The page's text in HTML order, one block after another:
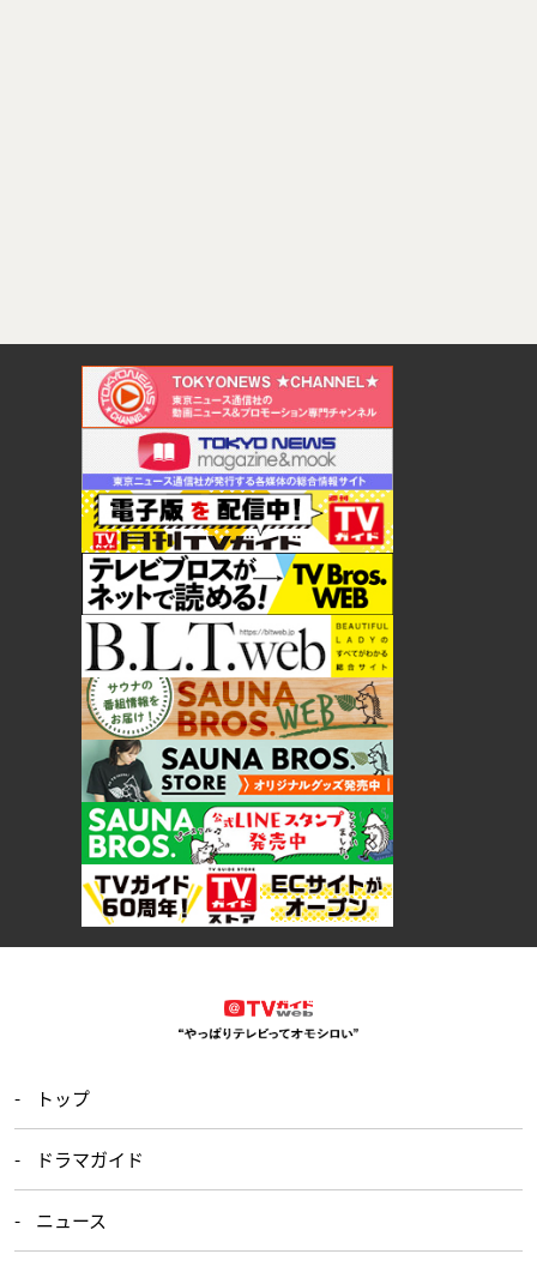
トップ
ドラマガイド
ニュース